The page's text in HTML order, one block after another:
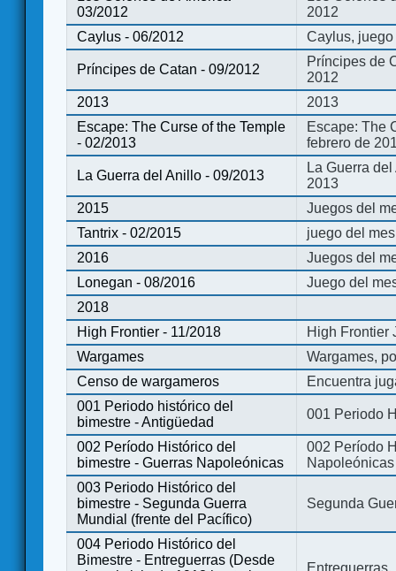
03/2012
2012
Caylus - 06/2012
Caylus,
Príncipes de Catan - 09/2012
Príncipes de
2012
2013
2013
Escape: The Curse of the Temple
- 02/2013
Escape: The
febrero de
La Guerra del Anillo - 09/2013
La Guerra
2013
2015
Juegos del
Tantrix - 02/2015
juego del
2016
Juegos del
Lonegan - 08/2016
Juego del
2018
High Frontier - 11/2018
High Frontier
Wargames
Wargames,
Censo de wargameros
Encuentra
001 Periodo histórico del
bimestre - Antigüedad
001 Periodo
002 Período Histórico del
bimestre - Guerras Napoleónicas
002 Período
Napoleónicas
003 Periodo Histórico del
bimestre - Segunda Guerra
Mundial (frente del Pacífico)
Segunda
004 Periodo Histórico del
Bimestre - Entreguerras (Desde